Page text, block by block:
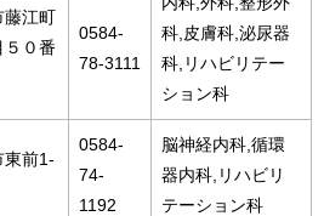
藤江町
５０番
0584-
78-3111
科,皮膚科,泌尿器
科,リハビリテー
ション科
東前1-
0584-
74-
1192
脳神経内科,循環
器内科,リハビリ
テーション科